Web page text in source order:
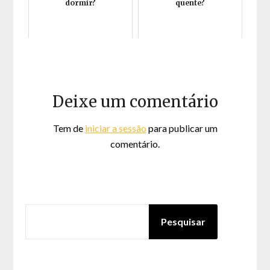
dormir? quente?
Deixe um comentário
Tem de iniciar a sessão para publicar um
comentário.
Pesquisar